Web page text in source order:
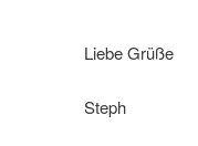
Liebe Grüße
Steph